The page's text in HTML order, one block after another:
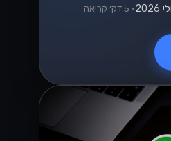
• 5 דק׳ קריאה